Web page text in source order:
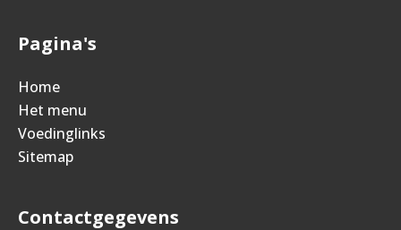
Pagina's
Home
Het menu
Voedinglinks
Sitemap
Contactgegevens